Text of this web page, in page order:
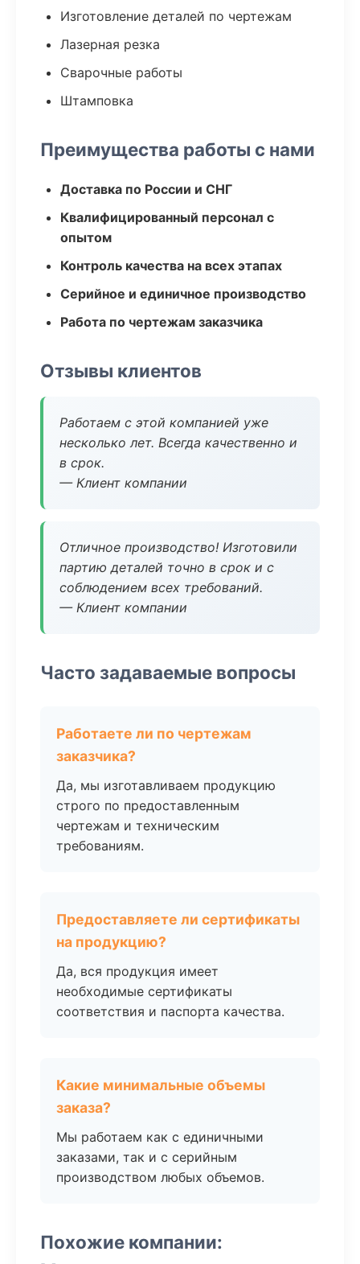
Изготовление деталей по чертежам
Лазерная резка
Сварочные работы
Штамповка
Преимущества работы с нами
Доставка по России и СНГ
Квалифицированный персонал с
опытом
Контроль качества на всех этапах
Серийное и единичное производство
Работа по чертежам заказчика
Отзывы клиентов
Работаем с этой компанией уже
несколько лет. Всегда качественно и
в срок.
— Клиент компании
Отличное производство! Изготовили
партию деталей точно в срок и с
соблюдением всех требований.
— Клиент компании
Часто задаваемые вопросы
Работаете ли по чертежам
заказчика?
Да, мы изготавливаем продукцию
строго по предоставленным
чертежам и техническим
требованиям.
Предоставляете ли сертификаты
на продукцию?
Да, вся продукция имеет
необходимые сертификаты
соответствия и паспорта качества.
Какие минимальные объемы
заказа?
Мы работаем как с единичными
заказами, так и с серийным
производством любых объемов.
Похожие компании: